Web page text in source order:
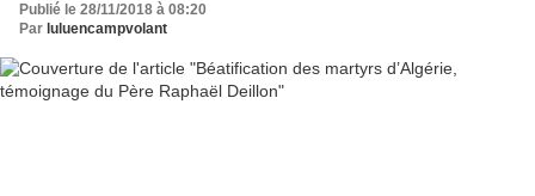
Publié le 28/11/2018 à 08:20
Par luluencampvolant